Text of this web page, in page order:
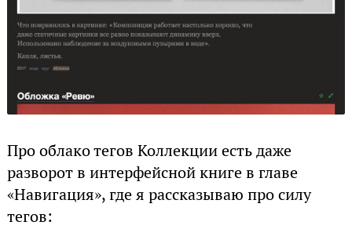
Про облако тегов Коллекции есть даже
разворот в интерфейсной книге в главе
«Навигация», где я рассказываю про силу
тегов: